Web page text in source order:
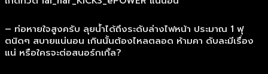
– ท่อหายใจสูงครับ ลุยน้ำได้ถึงระดับล่างไฟหน้า ประมาณ 1 ฟุ
ตนิดๆ สบายแน่นอน เกินนั้นต้องไหลตลอด ห้ามคา ดับละมีเรื่อง
แน่ หรือใครจะต่อสนอร์กเกิ้ล?